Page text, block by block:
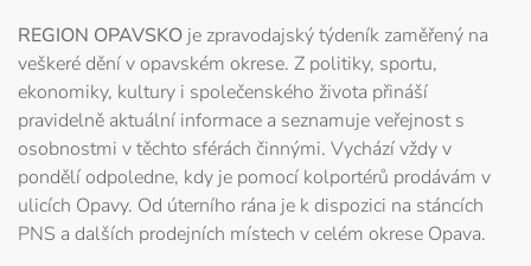
REGION OPAVSKO je zpravodajský týdeník zaměřený na
veškeré dění v opavském okrese. Z politiky, sportu,
ekonomiky, kultury i společenského života přináší
pravidelně aktuální informace a seznamuje veřejnost s
osobnostmi v těchto sférách činnými. Vychází vždy v
pondělí odpoledne, kdy je pomocí kolportérů prodávám v
ulicích Opavy. Od úterního rána je k dispozici na stáncích
PNS a dalších prodejních místech v celém okrese Opava.